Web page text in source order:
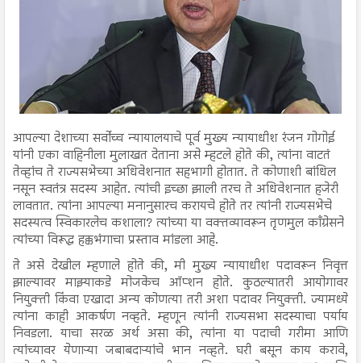
आपल्या देशाच्या सर्वोच्च न्यायालयाचे पूर्व मुख्य न्यायाधीश रंजन गोगोई
यांनी एका वाहिनीला मुलाखत देताना असे म्हटले होते की, त्यांना वाटतं
तेव्हांच ते राज्यसभेच्या अधिवेशनात सहभागी होतात. ते कोणाशी बांधिल
नसून स्वतंत्र सदस्य आहेत. त्यांची इच्छा झाली तरच ते अधिवेशनात हजेरी
लावतात. त्यांना आपल्या मनानुसारच करायचे होते तर त्यांनी राज्यसभेचे
सदस्यत्व स्विकारलेच कशाला? त्यांच्या या वक्तव्यावरून तृणमुल काँग्रेसने
त्यांच्या विरूद्ध हक्कभंगाचा प्रस्ताव मांडला आहे.
ते असे देखील म्हणाले होते की, मी मुख्य न्यायाधीश पदावरून निवृत्त
झाल्यावर माझ्याकडे मोजकेच ऑप्शन होते. कुठल्यातरी आयोगावर
नियुक्ती किंवा एखादा अन्य कोणत्या तरी अशा पदावर नियुक्ती. ज्यामध्ये
त्यांना काही आकर्षण नव्हते. म्हणून त्यांनी राज्यसभा सदस्याचा पर्याय
निवडला. याचा सरळ अर्थ असा की, त्यांना या पदाची गरीमा आणि
त्यांच्यावर येणाऱ्या जबाबदाऱ्यांचे भान नव्हते. घरी बसून काय करावे,